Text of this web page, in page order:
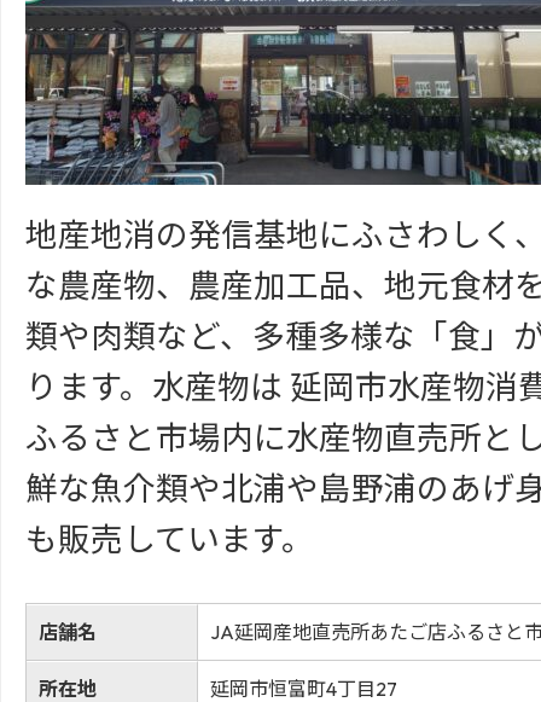
地産地消の発信基地にふさわしく
な農産物、農産加工品、地元食材
類や肉類など、多種多様な「食」
ります。水産物は 延岡市水産物消
ふるさと市場内に水産物直売所と
鮮な魚介類や北浦や島野浦のあげ
も販売しています。
店舗名 JA延岡産地直売所あたご店ふるさと
所在地 延岡市恒富町4丁目27